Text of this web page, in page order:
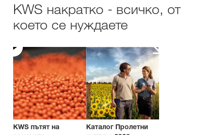
KWS накратко - всичко, от
което се нуждаете
KWS пътят на
Каталог Пролетни